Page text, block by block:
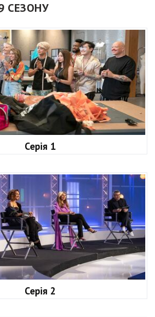
СЕЗОНУ
Серія 1
Серія 2